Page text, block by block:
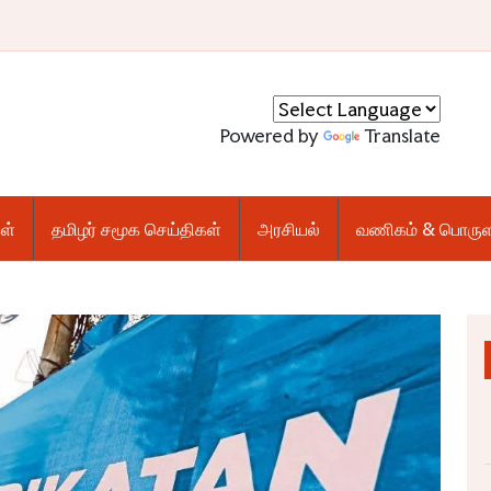
Powered by Translate
தமிழர் சமூக செய்திகள் அரசியல் வணிகம் &